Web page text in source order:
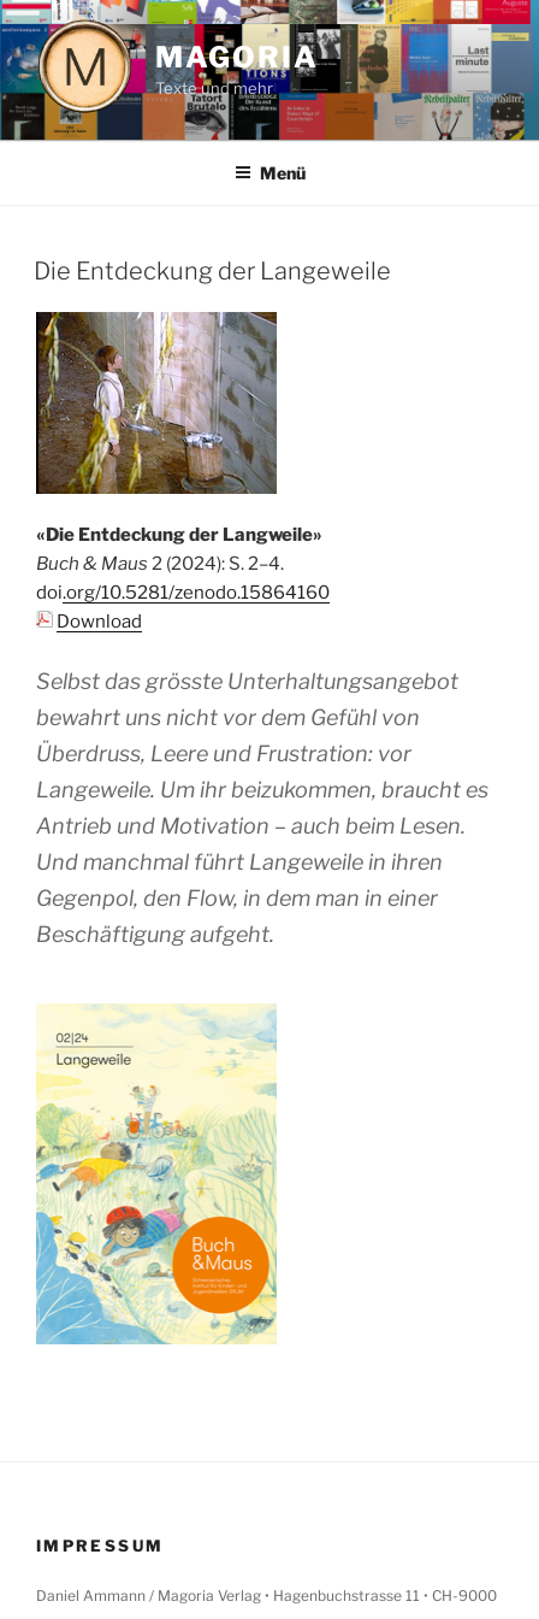
Zum
Inhalt
springen
MAGORIA
Texte und mehr
Menü
VERÖFFENTLICHT
AM
Die Entdeckung der Langeweile
«Die Entdeckung der Langweile»
Buch & Maus 2 (2024): S. 2–4.
doi.org/10.5281/zenodo.15864160
Download
Selbst das grösste Unterhaltungsangebot
bewahrt uns nicht vor dem Gefühl von
Überdruss, Leere und Frustration: vor
Langeweile. Um ihr beizukommen, braucht es
Antrieb und Motivation – auch beim Lesen.
Und manchmal führt Langeweile in ihren
Gegenpol, den Flow, in dem man in einer
Beschäftigung aufgeht.
IMPRESSUM
Daniel Ammann / Magoria Verlag • Hagenbuchstrasse 11 • CH-9000